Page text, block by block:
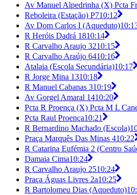
Av Manuel Alpedrinha (X) Pcta
Reboleira (Estação) P710:12
Av Dom Carlos I (Aqueduto)
R Heróis Dadrá 1810:14
R Carvalho Araujo 3210:15
R Carvalho Araújo 6410:16
Atalaia (Escola Secundária)10:17
R Jorge Mina 1310:18
R Manuel Cabanas 310:19
Av Gorgel Amaral 1410:20
Pcta R Proença (X) Pcta M L
Pcta Raul Proença10:21
R Bernardino Machado (Escola)
Praça Marquês Das Minas 410:22
R Catarina Eufémia 2 (Centro
Damaia Cima10:24
R Carvalho Araujo 2510:24
Praça Águas Livres 2a10:25
R Bartolomeu Dias (Aqueduto)